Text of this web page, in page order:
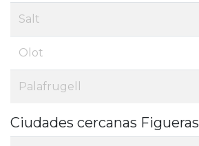
Salt
Olot
Palafrugell
Ciudades cercanas Figueras